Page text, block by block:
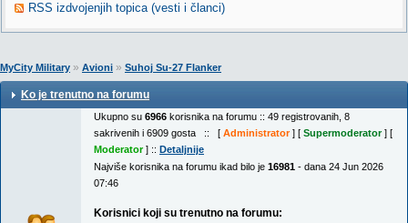
RSS izdvojenjih topica (vesti i članci)
MyCity Military » Avioni » Suhoj Su-27 Flanker
Ko je trenutno na forumu
Ukupno su 6966 korisnika na forumu :: 49 registrovanih, 8
sakrivenih i 6909 gosta :: [ Administrator] [ Supermoderator] [
Moderator] :: Detaljnije
Najviše korisnika na forumu ikad bilo je 16981 - dana 24 Jun 2026
07:46
Korisnici koji su trenutno na forumu: